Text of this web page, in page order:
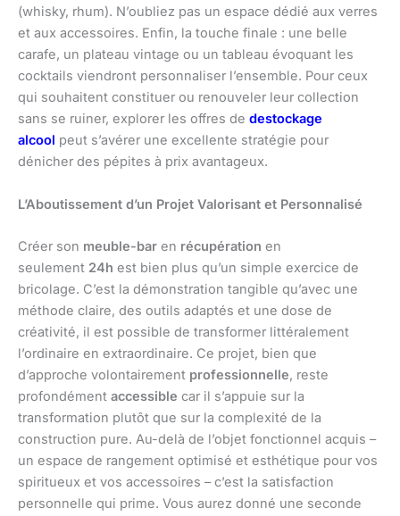
(whisky, rhum). N’oubliez pas un espace dédié aux verres
et aux accessoires. Enfin, la touche finale : une belle
carafe, un plateau vintage ou un tableau évoquant les
cocktails viendront personnaliser l’ensemble. Pour ceux
qui souhaitent constituer ou renouveler leur collection
sans se ruiner, explorer les offres de destockage
alcool peut s’avérer une excellente stratégie pour
dénicher des pépites à prix avantageux.
L’Aboutissement d’un Projet Valorisant et Personnalisé
Créer son meuble-bar en récupération en
seulement 24h est bien plus qu’un simple exercice de
bricolage. C’est la démonstration tangible qu’avec une
méthode claire, des outils adaptés et une dose de
créativité, il est possible de transformer littéralement
l’ordinaire en extraordinaire. Ce projet, bien que
d’approche volontairement professionnelle, reste
profondément accessible car il s’appuie sur la
transformation plutôt que sur la complexité de la
construction pure. Au-delà de l’objet fonctionnel acquis –
un espace de rangement optimisé et esthétique pour vos
spiritueux et vos accessoires – c’est la satisfaction
personnelle qui prime. Vous aurez donné une seconde